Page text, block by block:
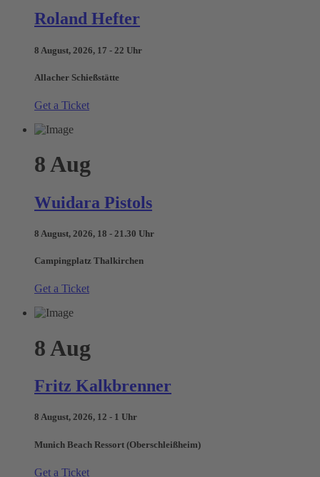
Roland Hefter
8 August, 2026, 17 - 22 Uhr
Allacher Schießstätte
Get a Ticket
8Aug
Wuidara Pistols
8 August, 2026, 18 - 21.30 Uhr
Campingplatz Thalkirchen
Get a Ticket
8 Aug
Fritz Kalkbrenner
8 August, 2026, 12 - 1 Uhr
Munich Beach Ressort (Oberschleißheim)
Get a Ticket